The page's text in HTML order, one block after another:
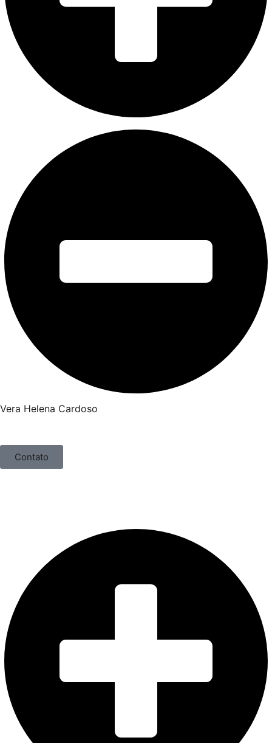
Vera Helena Cardoso
Contato